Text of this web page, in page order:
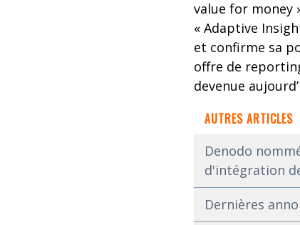
value for money
« Adaptive
et confirme sa
offre de
devenue
AUTRES ARTICLES
Denodo
d'intégration
Dernières